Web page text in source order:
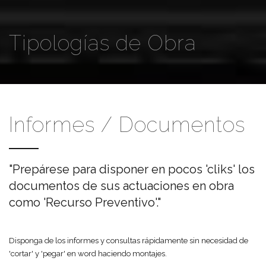
Tipologías de Obra
Informes / Documentos
"Prepárese para disponer en pocos 'cliks' los
documentos de sus actuaciones en obra
como 'Recurso Preventivo'."
Disponga de los informes y consultas rápidamente sin necesidad de
'cortar' y 'pegar' en word haciendo montajes.